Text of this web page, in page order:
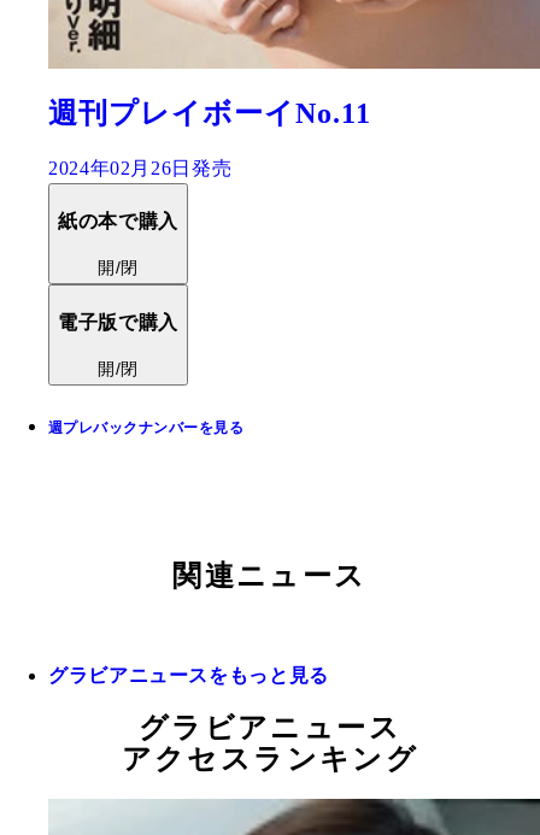
週刊プレイボーイNo.11
2024年02月26日発売
紙の本で購入
開/閉
電子版で購入
開/閉
週プレバックナンバーを見る
関連ニュース
グラビアニュースをもっと見る
グラビアニュース
アクセスランキング